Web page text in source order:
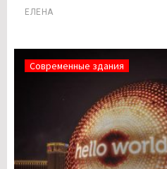
ЕЛЕНА
Современные здания